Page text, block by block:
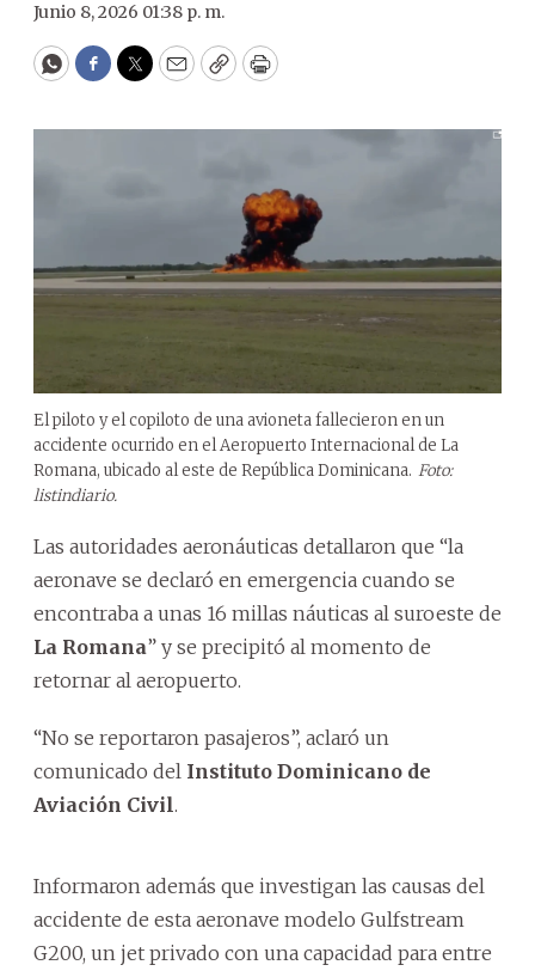
Junio 8, 2026 01:38 p. m.
WhatsApp
Facebook
Twitter
EmailCopyPrint
El piloto y el copiloto de una avioneta fallecieron en un
accidente ocurrido en el Aeropuerto Internacional de La
Romana, ubicado al este de República Dominicana. Foto:
listindiario.
Las autoridades aeronáuticas detallaron que “la
aeronave se declaró en emergencia cuando se
encontraba a unas 16 millas náuticas al suroeste de
La Romana” y se precipitó al momento de
retornar al aeropuerto.
“No se reportaron pasajeros”, aclaró un
comunicado del Instituto Dominicano de
Aviación Civil.
Informaron además que investigan las causas del
accidente de esta aeronave modelo Gulfstream
G200, un jet privado con una capacidad para entre